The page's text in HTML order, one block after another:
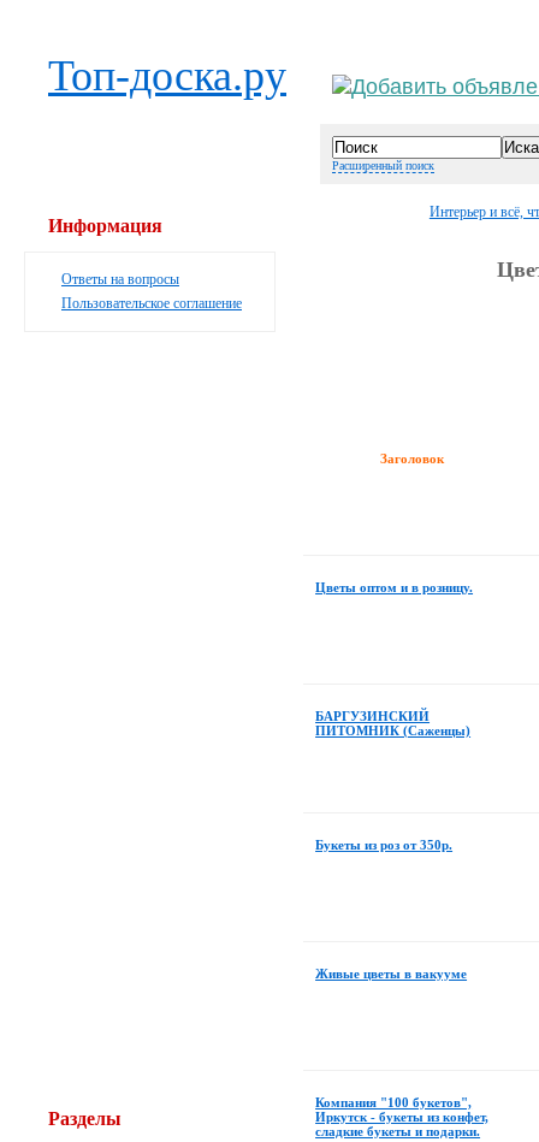
Топ-доска.ру
Расширенный поиск
Интерьер и всё,
Заголовок
Цветы оптом и в розницу.
БАРГУЗИНСКИЙ
ПИТОМНИК (Саженцы)
Букеты из роз от 350р.
Живые цветы в вакууме
Компания "100 букетов",
Иркутск - букеты из конфет,
сладкие букеты и подарки.
Информация
Ответы на вопросы
Пользовательское соглашение
Разделы